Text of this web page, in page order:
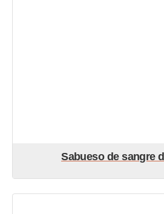
Sabueso de sangre